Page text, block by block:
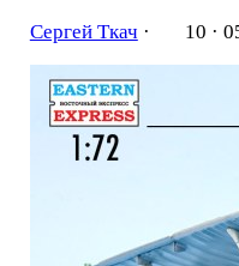
Сергей Ткач · 10 ·